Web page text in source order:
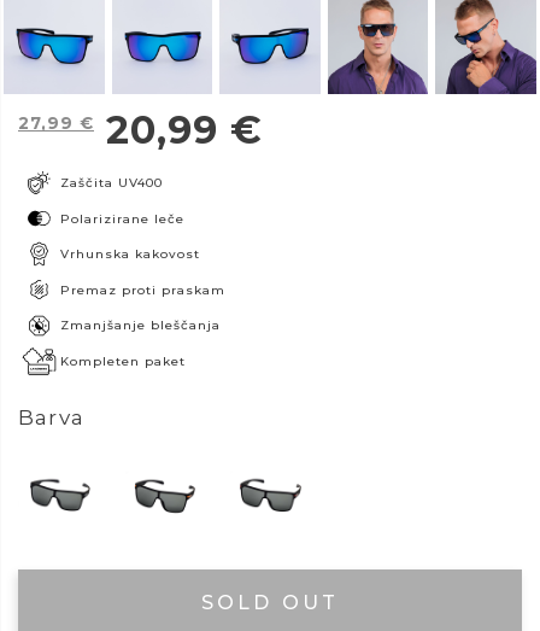
27,99 € 20,99 €
Zaščita UV400
Polarizirane leče
Vrhunska kakovost
Premaz proti praskam
Zmanjšanje bleščanja
Kompleten paket
Barva
SOLD OUT